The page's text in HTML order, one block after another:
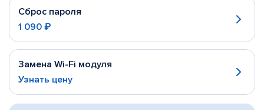
Сброс пароля
1 090 ₽
Замена Wi-Fi модуля
Узнать цену